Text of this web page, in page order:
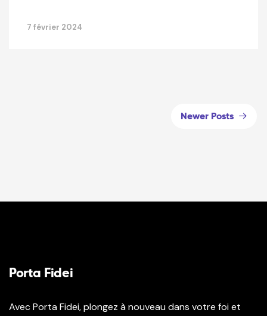
7 février 2024
Newer Posts
Porta Fidei
Avec Porta Fidei, plongez à nouveau dans votre foi et